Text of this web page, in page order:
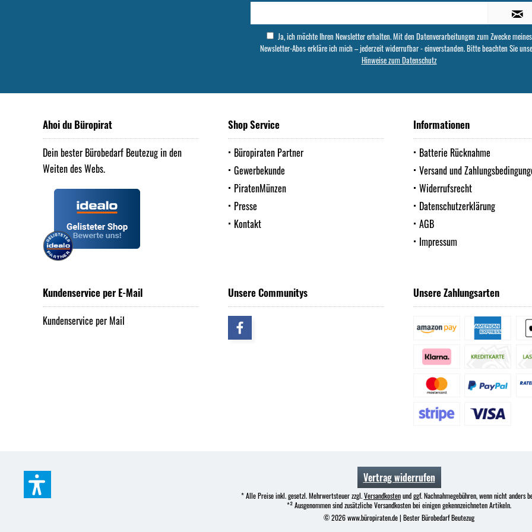
Ja, ich möchte Ihren Newsletter erhalten. Mit den Datenverarbeitungen zum Zwecke meines
Newsletter-Abos erkläre ich mich – jederzeit widerrufbar - einverstanden. Bitte beachten Sie
Hinweise zum Datenschutz
Ahoi du Büropirat
Dein bester Bürobedarf Beutezug in den
Weiten des Webs.
Shop Service
Büropiraten Partner
Gewerbekunde
PiratenMünzen
Presse
Kontakt
Informationen
Batterie Rücknahme
Versand und
Widerrufsrecht
Datenschutzerklärung
AGB
Impressum
Kundenservice per E-Mail
Kundenservice per Mail
Unsere Communitys Unsere Zahlungsarten
Vertrag widerrufen
* Alle Preise inkl. gesetzl. Mehrwertsteuer zzgl.Versandkostenund ggf. Nachnahmegebühren, wenn nicht anders
*² Ausgenommen sind zusätzliche Versandkosten bei einigen gekennzeichneten Artikeln.
© 2026 www.büropiraten.de | Bester Bürobedarf Beutezug